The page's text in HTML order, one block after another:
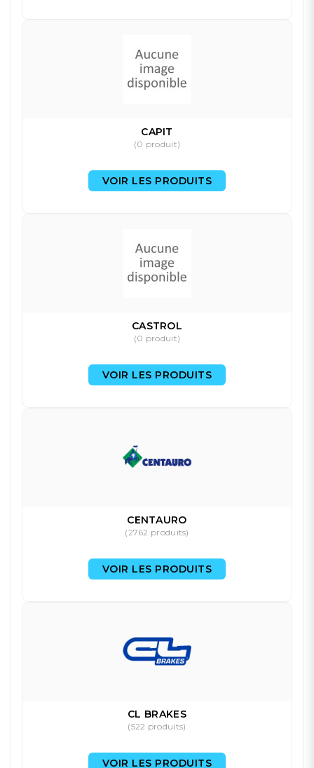
CAPIT
(0 produit)
VOIR LES PRODUITS
CASTROL
(0 produit)
VOIR LES PRODUITS
CENTAURO
(2762 produits)
VOIR LES PRODUITS
CL BRAKES
(522 produits)
VOIR LES PRODUITS